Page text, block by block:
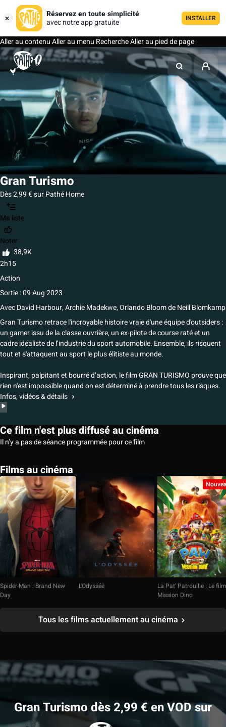
Réservez en toute simplicité
avec notre app gratuite
INSTALLER
Aller au contenuAller au menu RechercheAller au pied de page
Gran Turismo
Dès 2,99 € sur Pathé Home
Ma liste
Noter
38,9K
2h15
Action
Sortie : 09 Aug 2023
AvecDavid Harbour, Archie Madekwe, Orlando BloomdeNeill Blomkamp
Gran Turismo retrace l'incroyable histoire vraie d'une équipe d'outsiders :
un gamer issu de la classe ouvrière, un ex-pilote de course raté et un
cadre idéaliste de l’industrie du sport automobile. Ensemble, ils risquent
tout et s'attaquent au sport le plus élitiste au monde.
Inspirant, palpitant et bourré d’action, le film GRAN TURISMO prouve que
rien n'est impossible quand on est déterminé à prendre tous les risques.
Infos, vidéos & détails
Ce film n'est plus diffusé au cinéma
Il n’y a pas de séance programmée pour ce film
Films au cinéma
Spider-Man : Brand New
Day
L'Odyssée
La Pat' Patrouille : Le film
Mission Dino
Tous les films actuellement au cinéma
Gran Turismo dès 2,99 € en VOD sur